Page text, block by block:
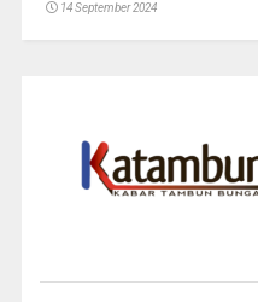
14 September 2024